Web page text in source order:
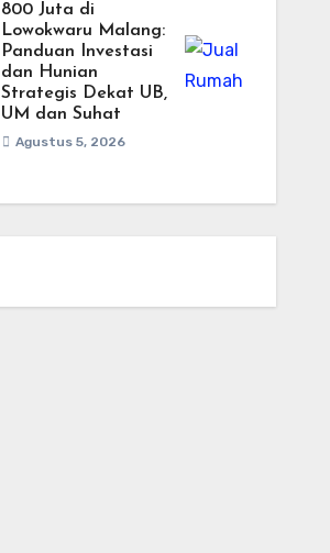
800 Juta di
Lowokwaru Malang:
Panduan Investasi
dan Hunian
Strategis Dekat UB,
UM dan Suhat
Agustus 5, 2026